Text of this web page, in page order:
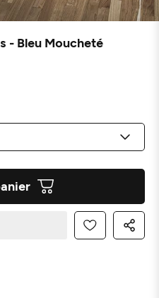
- Bleu Moucheté